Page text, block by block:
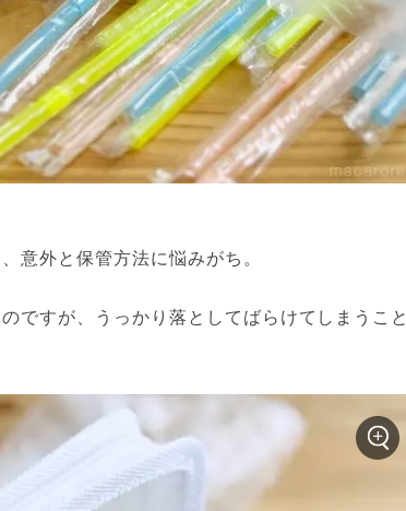
意外と保管方法に悩みがち。
ですが、うっかり落としてばらけてしまうこと